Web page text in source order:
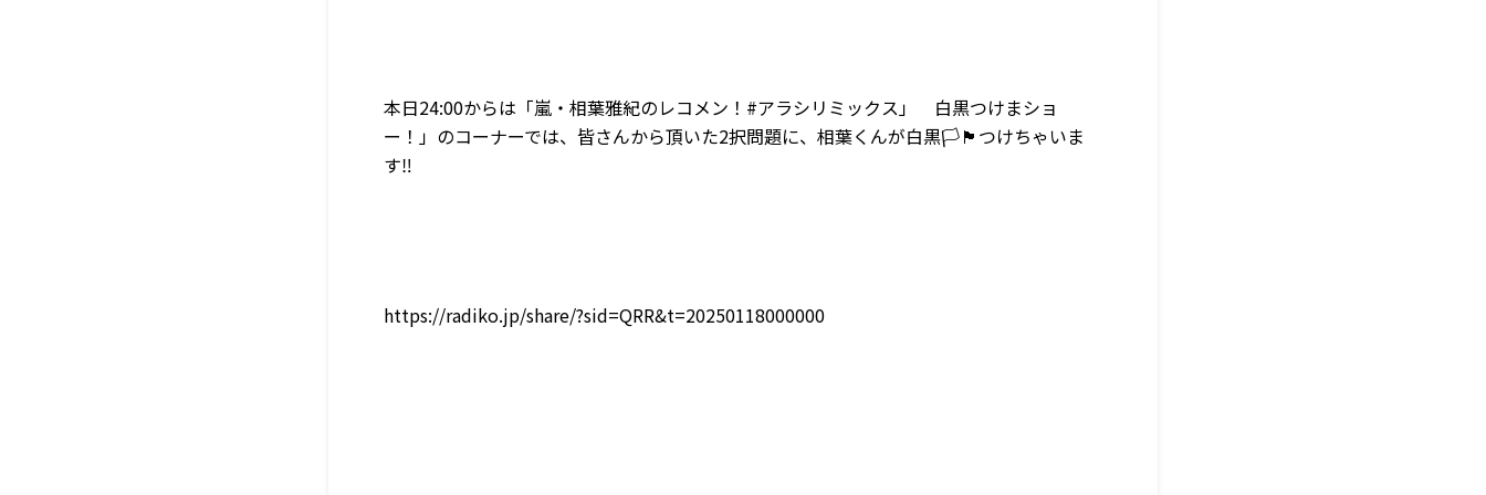
本日24:00からは「嵐・相葉雅紀のレコメン！ #アラシリミックス 」 白黒つけまショ
ー！」のコーナーでは、皆さんから頂いた2択問題に、相葉くんが白黒🏳️🏴 つけちゃいま
す‼️
https://radiko.jp/share/?sid=QRR&t=20250118000000